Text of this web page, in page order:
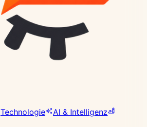
Technologie
AI & Intelligenz